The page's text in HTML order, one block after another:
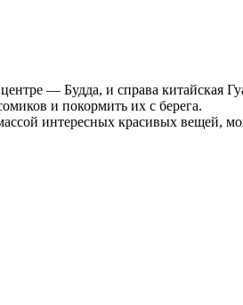
— Будда, и справа китайская
и покормить их с берега.
интересных красивых вещей,